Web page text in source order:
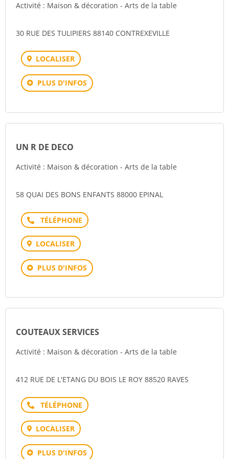
Activité : Maison & décoration - Arts de la table
30 RUE DES TULIPIERS 88140 CONTREXEVILLE
LOCALISER
PLUS D'INFOS
UN R DE DECO
Activité : Maison & décoration - Arts de la table
58 QUAI DES BONS ENFANTS 88000 EPINAL
Téléphone
LOCALISER
PLUS D'INFOS
COUTEAUX SERVICES
Activité : Maison & décoration - Arts de la table
412 RUE DE L'ETANG DU BOIS LE ROY 88520 RAVES
Téléphone
LOCALISER
PLUS D'INFOS